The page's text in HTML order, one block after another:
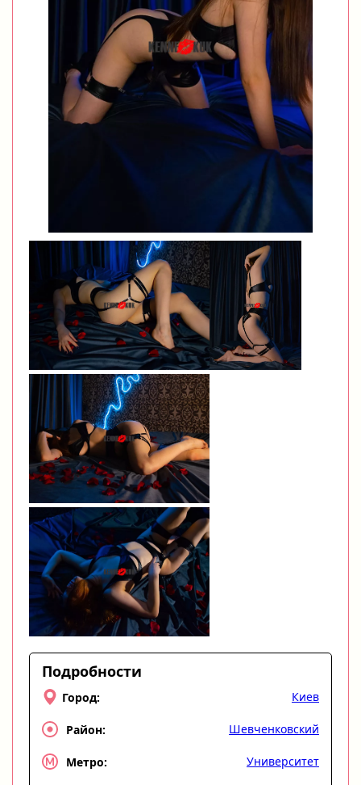
Подробности
Город: Киев
Район: Шевченковский
Метро: Университет